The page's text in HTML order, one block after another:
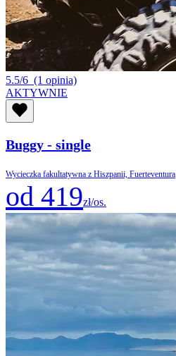
5.5/6 (1 opinia)
AKTYWNIE
Buggy - single
Wycieczka fakultatywna z Hiszpanii, Fuerteventura
od 419zł/os.